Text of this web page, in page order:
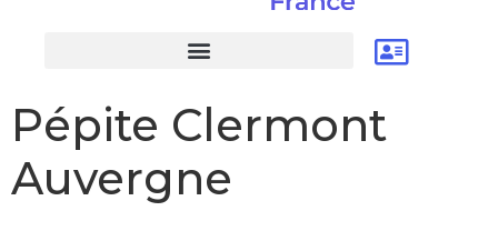
Pépite Clermont
Auvergne